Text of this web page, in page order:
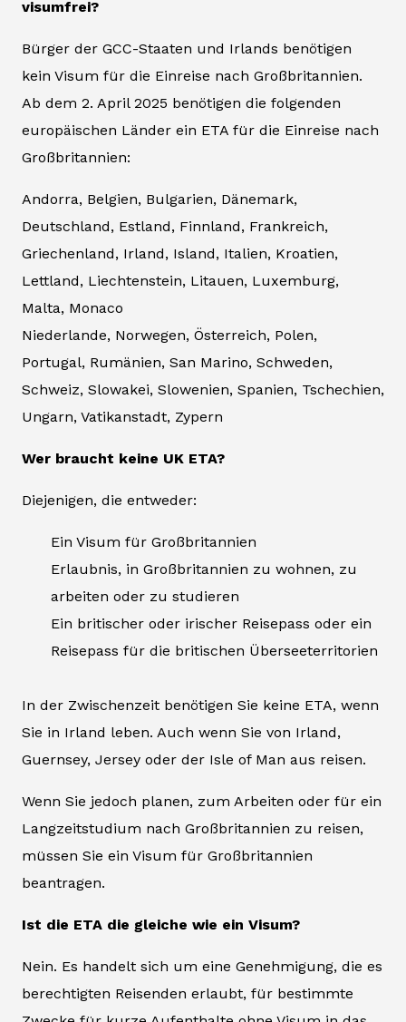
visumfrei?
Bürger der GCC-Staaten und Irlands benötigen
kein Visum für die Einreise nach Großbritannien.
Ab dem 2. April 2025 benötigen die folgenden
europäischen Länder ein ETA für die Einreise nach
Großbritannien:
Andorra, Belgien, Bulgarien, Dänemark,
Deutschland, Estland, Finnland, Frankreich,
Griechenland, Irland, Island, Italien, Kroatien,
Lettland, Liechtenstein, Litauen, Luxemburg,
Malta, Monaco
Niederlande, Norwegen, Österreich, Polen,
Portugal, Rumänien, San Marino, Schweden,
Schweiz, Slowakei, Slowenien, Spanien, Tschechien,
Ungarn, Vatikanstadt, Zypern
Wer braucht keine UK ETA?
Diejenigen, die entweder:
Ein Visum für Großbritannien
Erlaubnis, in Großbritannien zu wohnen, zu
arbeiten oder zu studieren
Ein britischer oder irischer Reisepass oder ein
Reisepass für die britischen Überseeterritorien
In der Zwischenzeit benötigen Sie keine ETA, wenn
Sie in Irland leben. Auch wenn Sie von Irland,
Guernsey, Jersey oder der Isle of Man aus reisen.
Wenn Sie jedoch planen, zum Arbeiten oder für ein
Langzeitstudium nach Großbritannien zu reisen,
müssen Sie ein Visum für Großbritannien
beantragen.
Ist die ETA die gleiche wie ein Visum?
Nein. Es handelt sich um eine Genehmigung, die es
berechtigten Reisenden erlaubt, für bestimmte